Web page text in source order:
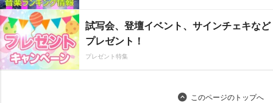
試写会、登壇イベント、サインチェキなど
プレゼント！
プレゼント特集
このページのトップへ